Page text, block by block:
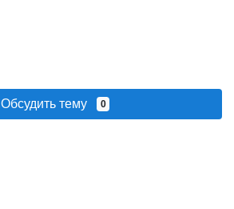
Обсудить тему 0